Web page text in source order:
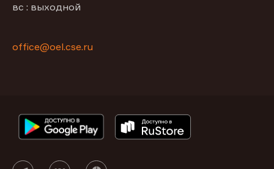
вс : выходной
office@oel.cse.ru